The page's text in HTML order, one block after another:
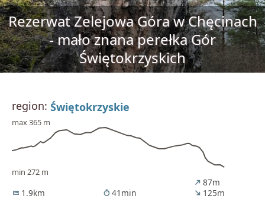
Rezerwat Zelejowa Góra w Chęcinach
- mało znana perełka Gór
Świętokrzyskich
region: Świętokrzyskie
max 365 m
min 272 m
straighten 1.9km timer 41min
north_east87m
south_east125m